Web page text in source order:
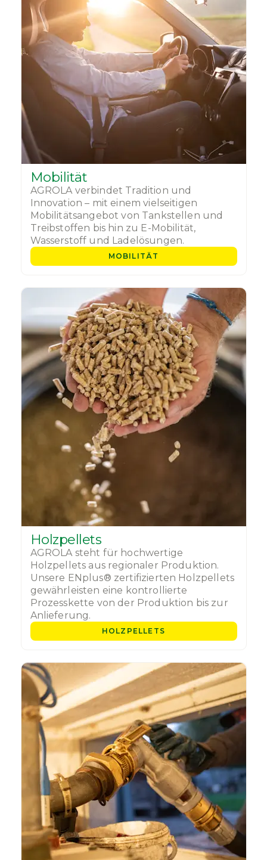
Mobilität
AGROLA verbindet Tradition und
Innovation – mit einem vielseitigen
Mobilitätsangebot von Tankstellen und
Treibstoffen bis hin zu E-Mobilität,
Wasserstoff und Ladelösungen.
MOBILITÄT
Holzpellets
AGROLA steht für hochwertige
Holzpellets aus regionaler Produktion.
Unsere ENplus® zertifizierten Holzpellets
gewährleisten eine kontrollierte
Prozesskette von der Produktion bis zur
Anlieferung.
HOLZPELLETS